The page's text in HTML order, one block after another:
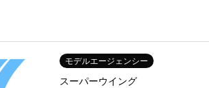
モデルエージェンシー
スーパーウイング